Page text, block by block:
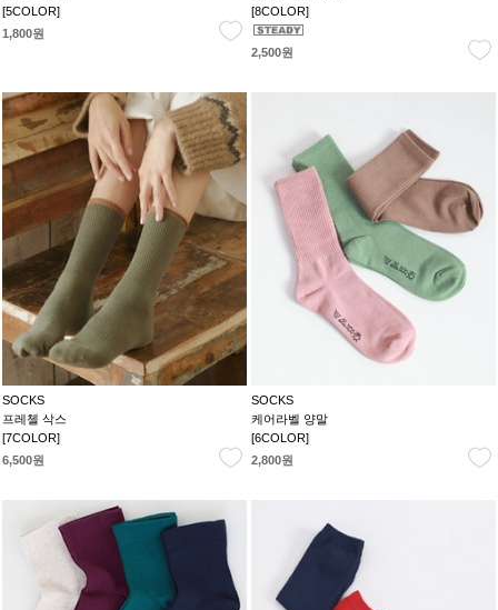
[5COLOR]
1,800원
[8COLOR]
2,500원
SOCKS
프레첼 삭스
[7COLOR]
6,500원
SOCKS
케어라벨 양말
[6COLOR]
2,800원